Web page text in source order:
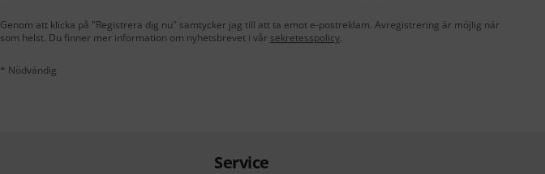
Genom att klicka på "Registrera dig nu" samtycker jag till att ta emot e-postreklam. Avregistrering är möjlig när
som helst. Du finner mer information om nyhetsbrevet i vår sekretesspolicy.
* Nödvändig
Service